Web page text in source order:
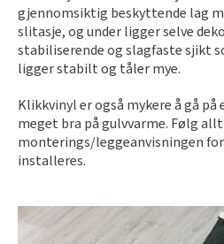
Inspirasjon
Populære beige farger
Blåfarger
Kalkmaling
Få hjelp
Slik legger du korkgulv
Legge klikkvinyl
Legge laminat
Vår YouTube-kanal
Finn din butikk
Book interiørkonsulent
Kundeservice
Hjemlevering
Slik gjør du uteplassen klar –
Beise terrasse
Male vegg
Få hjelp
Finn din butikk
Hjemlevering
Kundeservice
Hjemlevering
Book interiørkonsulent
gjennomsiktig beskyttende lag
slitasje, og under ligger selve
stabiliserende og slagfaste sjikt
ligger stabilt og tåler mye.
Klikkvinyl er også mykere å gå på
meget bra på gulvvarme. Følg
monterings/leggeanvisningen
installeres.